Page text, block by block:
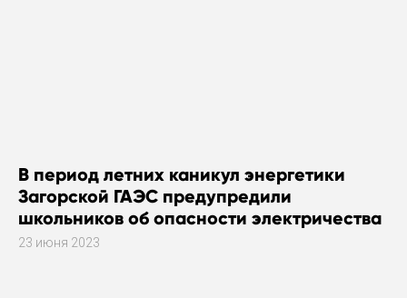
В период летних каникул энергетики
Загорской ГАЭС предупредили
школьников об опасности электричества
23 июня 2023